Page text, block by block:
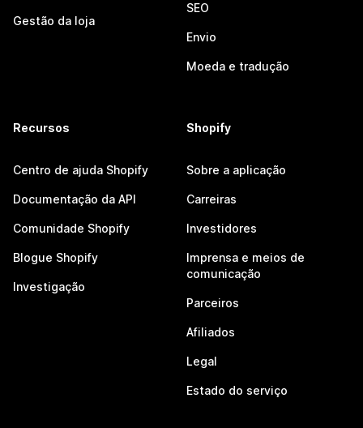
Gestão da loja
SEO
Envio
Moeda e tradução
Recursos
Centro de ajuda Shopify
Documentação da API
Comunidade Shopify
Blogue Shopify
Investigação
Shopify
Sobre a aplicação
Carreiras
Investidores
Imprensa e meios de
comunicação
Parceiros
Afiliados
Legal
Estado do serviço